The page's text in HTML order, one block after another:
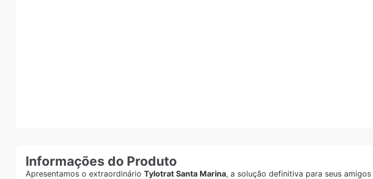
Informações do Produto
Apresentamos o extraordinário Tylotrat Santa Marina, a solução definitiva para seus